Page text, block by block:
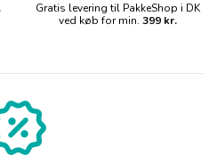
Gratis levering til PakkeShop i DK
ved køb for min. 399 kr.